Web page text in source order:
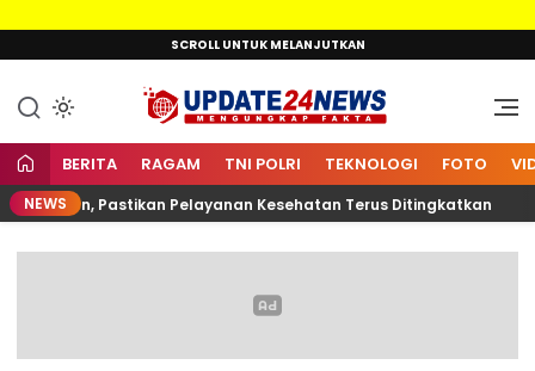
ke
SCROLL UNTUK MELANJUTKAN
Update24News.id
Mengungkap Fakta
BERITA RAGAM TNI POLRI TEKNOLOGI FOTO
NEWS Pastikan Pelayanan Kesehatan Terus Ditingkatkan